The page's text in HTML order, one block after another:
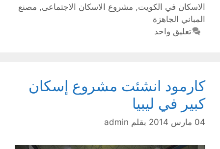
الاسكان في الكويت, مشروع الاسكان الاجتماعى , مصنع
المباني الجاهزة
تعليق واحد
كارمود انشئت مشروع إسكان
كبير في ليبيا
04 مارس 2014 بقلم admin